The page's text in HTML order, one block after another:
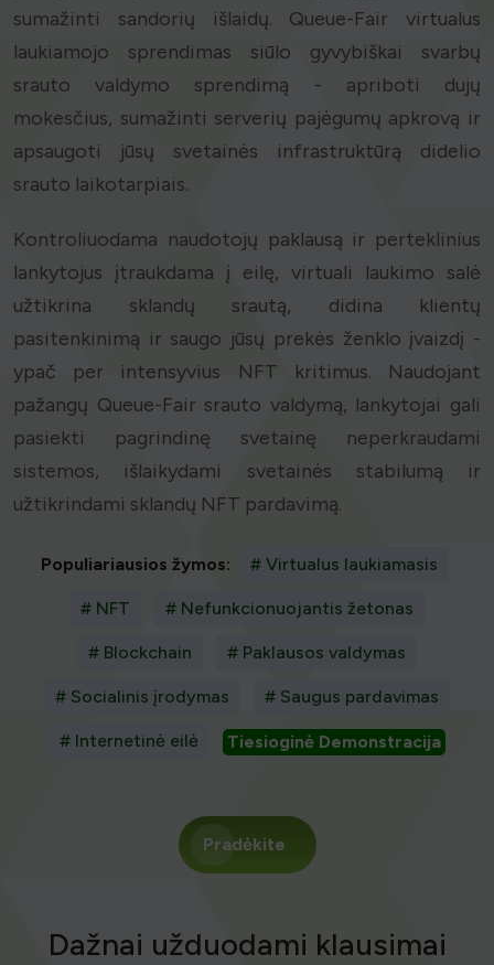
sumažinti sandorių išlaidų. Queue-Fair virtualus
laukiamojo sprendimas siūlo gyvybiškai svarbų
srauto valdymo sprendimą - apriboti dujų
mokesčius, sumažinti serverių pajėgumų apkrovą ir
apsaugoti jūsų svetainės infrastruktūrą didelio
srauto laikotarpiais.
Kontroliuodama naudotojų paklausą ir perteklinius
lankytojus įtraukdama į eilę, virtuali laukimo salė
užtikrina sklandų srautą, didina klientų
pasitenkinimą ir saugo jūsų prekės ženklo įvaizdį -
ypač per intensyvius NFT kritimus. Naudojant
pažangų Queue-Fair srauto valdymą, lankytojai gali
pasiekti pagrindinę svetainę neperkraudami
sistemos, išlaikydami svetainės stabilumą ir
užtikrindami sklandų NFT pardavimą.
Populiariausios žymos: # Virtualus laukiamasis
# NFT # Nefunkcionuojantis žetonas
# Blockchain # Paklausos valdymas
# Socialinis įrodymas # Saugus pardavimas
# Internetinė eilė Tiesioginė Demonstracija
Pradėkite
Dažnai užduodami klausimai